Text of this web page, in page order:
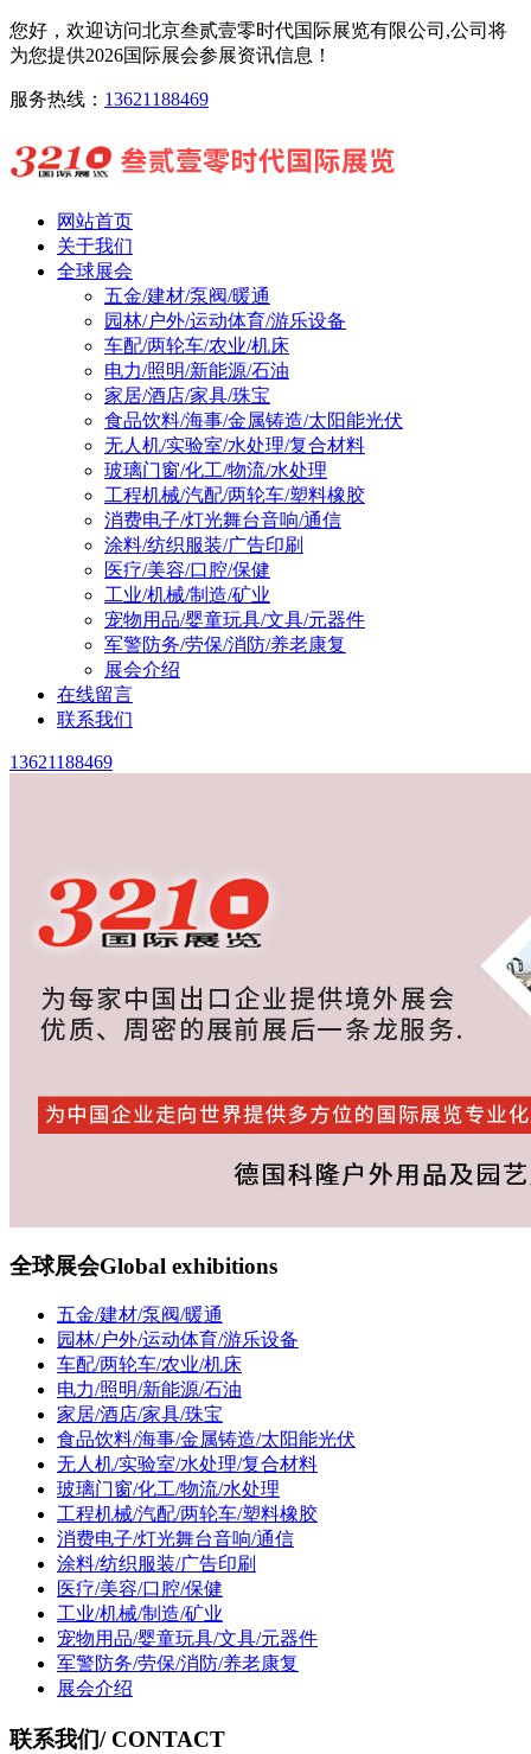
您好，欢迎访问北京叁贰壹零时代国际展览有限公司,公司将
为您提供2026国际展会参展资讯信息！
服务热线： 13621188469
网站首页
关于我们
全球展会
五金/建材/泵阀/暖通
园林/户外/运动体育/游乐设备
车配/两轮车/农业/机床
电力/照明/新能源/石油
家居/酒店/家具/珠宝
食品饮料/海事/金属铸造/太阳能光伏
无人机/实验室/水处理/复合材料
玻璃门窗/化工/物流/水处理
工程机械/汽配/两轮车/塑料橡胶
消费电子/灯光舞台音响/通信
涂料/纺织服装/广告印刷
医疗/美容/口腔/保健
工业/机械/制造/矿业
宠物用品/婴童玩具/文具/元器件
军警防务/劳保/消防/养老康复
展会介绍
在线留言
联系我们
13621188469
全球展会Global exhibitions
五金/建材/泵阀/暖通
园林/户外/运动体育/游乐设备
车配/两轮车/农业/机床
电力/照明/新能源/石油
家居/酒店/家具/珠宝
食品饮料/海事/金属铸造/太阳能光伏
无人机/实验室/水处理/复合材料
玻璃门窗/化工/物流/水处理
工程机械/汽配/两轮车/塑料橡胶
消费电子/灯光舞台音响/通信
涂料/纺织服装/广告印刷
医疗/美容/口腔/保健
工业/机械/制造/矿业
宠物用品/婴童玩具/文具/元器件
军警防务/劳保/消防/养老康复
展会介绍
联系我们/ CONTACT